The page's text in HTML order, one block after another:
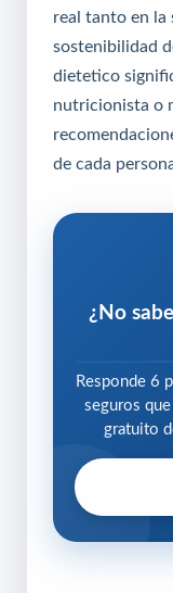
real tanto en la
sostenibilidad
dietetico
nutricionista o
de cada
¿No
Responde 6
seguros
gratuito